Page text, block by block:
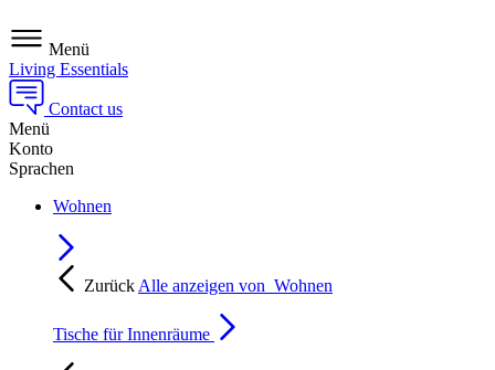
Menü
Living Essentials
Contact us
Menü
Konto
Sprachen
Wohnen
Zurück Alle anzeigen von Wohnen
Tische für Innenräume